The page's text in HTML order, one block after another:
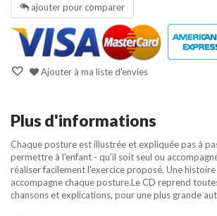
ajouter pour comparer
Ajouter à ma liste d'envies
Plus d'informations
Chaque posture est illustrée et expliquée pas à
permettre à l'enfant - qu'il soit seul ou
réaliser facilement l'exercice proposé. Une histoire
accompagne chaque posture.Le CD reprend
chansons et explications, pour une plus grande